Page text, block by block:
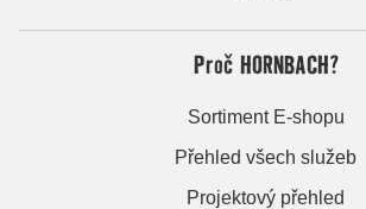
Proč HORNBACH?
Sortiment E-shopu
Přehled všech služeb
Projektový přehled